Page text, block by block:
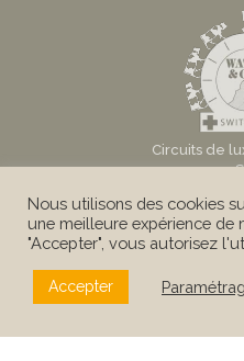
Circuits de
en
© Au Tigre Vanillé Sàrl -
Nous utilisons des cookies
une meilleure expérience de
"Accepter", vous autorisez
Accepter